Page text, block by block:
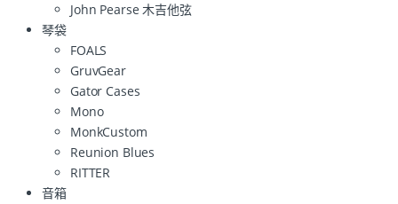
John Pearse 木吉他弦
琴袋
FOALS
GruvGear
Gator Cases
Mono
MonkCustom
Reunion Blues
RITTER
音箱